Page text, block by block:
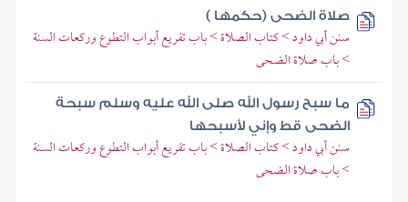
صلاة الضحى (حكمها )
سنن أبي داود > كتاب الصلاة > باب تفريع أبواب التطوع وركعات السنة
> باب صلاة الضحى
ما سبح رسول الله صلى الله عليه وسلم سبحة
الضحى قط وإني لأسبحها
سنن أبي داود > كتاب الصلاة > باب تفريع أبواب التطوع وركعات السنة
> باب صلاة الضحى